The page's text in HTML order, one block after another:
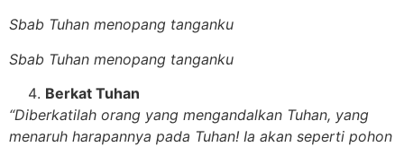
Sbab Tuhan menopang tanganku
Sbab Tuhan menopang tanganku
Berkat Tuhan
“Diberkatilah orang yang mengandalkan Tuhan, yang
menaruh harapannya pada Tuhan! Ia akan seperti pohon